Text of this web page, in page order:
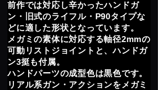
前作では対応し辛かったハンドガ
ン・旧式のライフル・P90タイプな
どに適した形状となっています。
メガミの素体に対応する軸径2mmの
可動リストジョイントと、ハンドガ
ン3挺も付属。
ハンドパーツの成型色は黒色です。
リアル系ガン・アクションをメガミ